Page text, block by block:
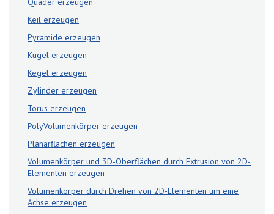
Keil erzeugen
Pyramide erzeugen
Kugel erzeugen
Kegel erzeugen
Zylinder erzeugen
Torus erzeugen
PolyVolumenkörper erzeugen
Planarflächen erzeugen
Volumenkörper und 3D-Oberflächen durch Extrusion von 2D-
Elementen erzeugen
Volumenkörper durch Drehen von 2D-Elementen um eine
Achse erzeugen